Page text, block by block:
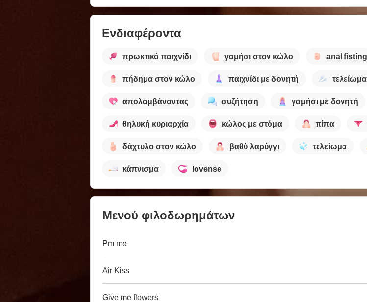
Ενδιαφέροντα
πρωκτικό παιχνίδι γαμήσι στον κώλο anal fisting
πήδημα στον κώλο παιχνίδι με δονητή τελείωμα
απολαμβάνοντας συζήτηση γαμήσι με δονητή
θηλυκή κυριαρχία κώλος με στόμα πίπα
δάχτυλο στον κώλο βαθύ λαρύγγι τελείωμα
κάπνισμα lovense
Μενού φιλοδωρημάτων
Pm me
Air Kiss
Give me flowers